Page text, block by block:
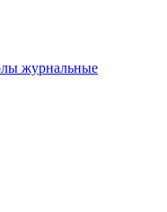
журнальные